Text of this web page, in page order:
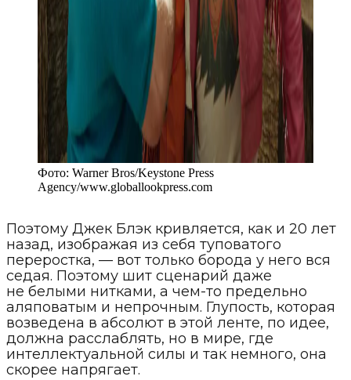
Фото: Warner Bros/Keystone Press
Agency/www.globallookpress.com
Поэтому Джек Блэк кривляется, как и 20 лет
назад, изображая из себя туповатого
переростка, — вот только борода у него вся
седая. Поэтому шит сценарий даже
не белыми нитками, а чем-то предельно
аляповатым и непрочным. Глупость, которая
возведена в абсолют в этой ленте, по идее,
должна расслаблять, но в мире, где
интеллектуальной силы и так немного, она
скорее напрягает.